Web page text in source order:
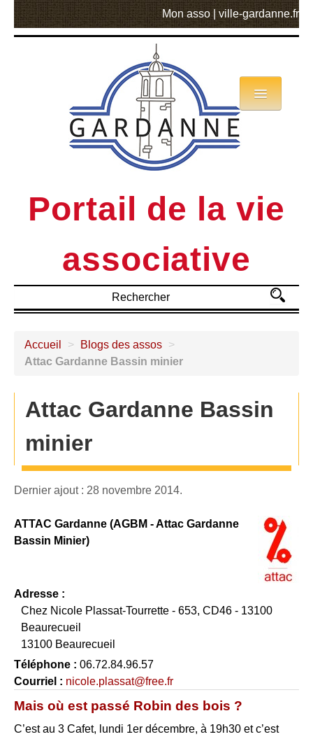
Mon asso ville-gardanne.fr
Portail de la vie
associative
Annuaire
Actualités
MVA
Accueil > Blogs des assos >
Attac Gardanne Bassin minier
Attac Gardanne Bassin
minier
Dernier ajout : 28 novembre 2014.
ATTAC Gardanne (AGBM - Attac Gardanne
Bassin Minier)
Adresse :
Chez Nicole Plassat-Tourrette - 653, CD46 - 13100
Beaurecueil
13100 Beaurecueil
Téléphone : 06.72.84.96.57
Courriel : nicole.plassat@free.fr
Mais où est passé Robin des bois ?
C’est au 3 Cafet, lundi 1er décembre, à 19h30 et c’est